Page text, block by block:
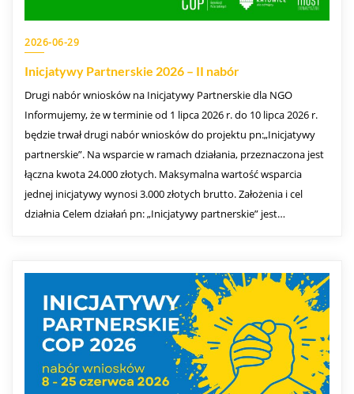
2026-06-29
Inicjatywy Partnerskie 2026 – II nabór
Drugi nabór wniosków na Inicjatywy Partnerskie dla NGO
Informujemy, że w terminie od 1 lipca 2026 r. do 10 lipca 2026 r.
będzie trwał drugi nabór wniosków do projektu pn:„Inicjatywy
partnerskie”. Na wsparcie w ramach działania, przeznaczona jest
łączna kwota 24.000 złotych. Maksymalna wartość wsparcia
jednej inicjatywy wynosi 3.000 złotych brutto. Założenia i cel
działnia Celem działań pn: „Inicjatywy partnerskie” jest…